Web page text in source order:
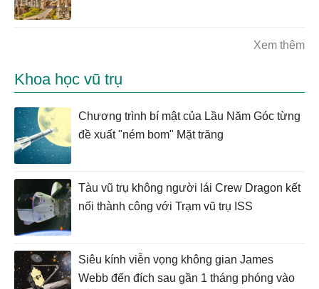
Xem thêm
Khoa học vũ trụ
Chương trình bí mật của Lầu Năm Góc từng
đề xuất "ném bom" Mặt trăng
Tàu vũ trụ không người lái Crew Dragon kết
nối thành công với Trạm vũ trụ ISS
Siêu kính viễn vọng không gian James
Webb đến đích sau gần 1 tháng phóng vào